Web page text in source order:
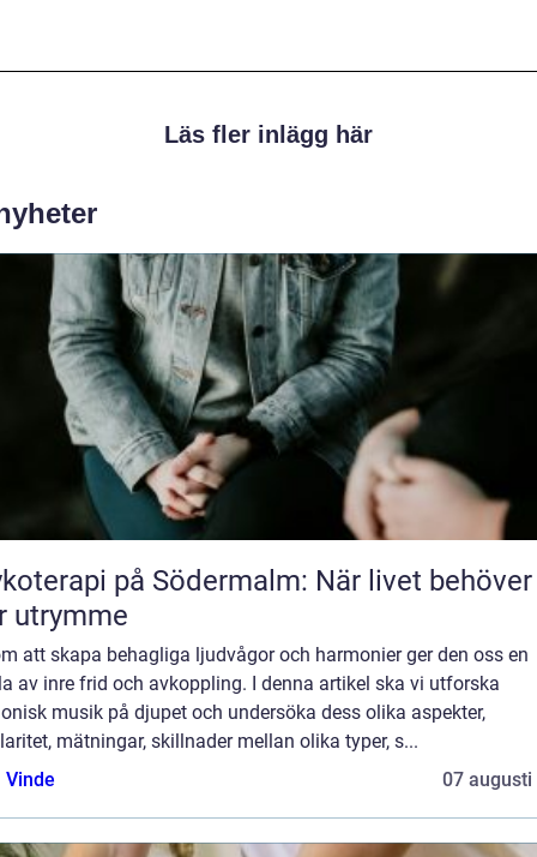
Läs fler inlägg här
på Södermalm: När livet behöver
utrymme
att skapa behagliga ljudvågor och harmonier ger den oss en
av inre frid och avkoppling. I denna artikel ska vi utforska
musik på djupet och undersöka dess olika aspekter,
mätningar, skillnader mellan olika typer, s...
Vinde
07 augusti